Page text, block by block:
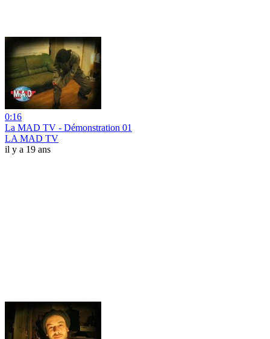
0:16
La MAD TV - Démonstration 01
LA MAD TV
il y a 19 ans